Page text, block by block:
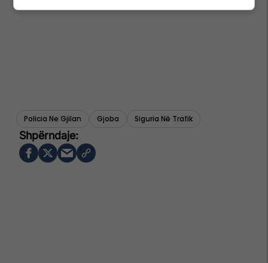
Policia Ne Gjilan Gjoba Siguria Në Trafik